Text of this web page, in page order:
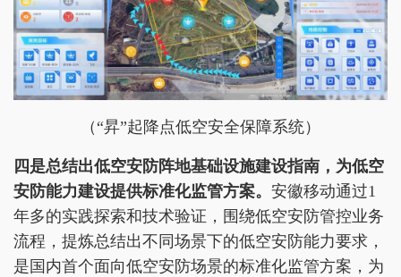
（“昇”起降点低空安全保障系统）
四 是总结出低空安防阵地基础设施建设指南，为低空
安防能力建设提供标准化监管方案。 安徽移动通过1
年多的实践探索和技术验证，围绕低空安防管控业务
流程，提炼总结出不同场景下的低空安防能力要求，
是国内首个面向低空安防场景的标准化监管方案，为